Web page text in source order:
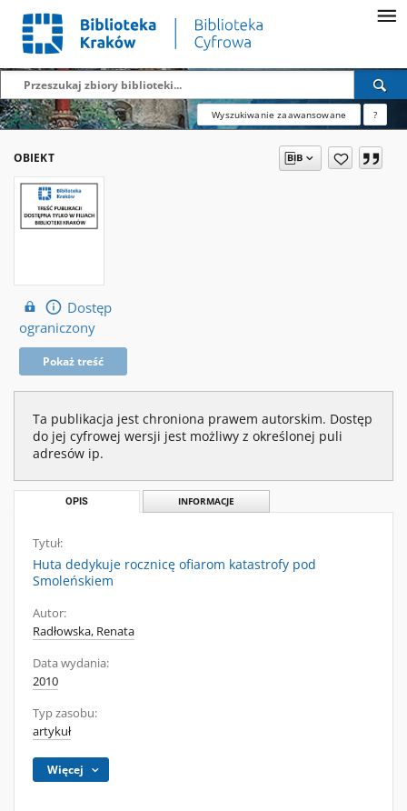
Wyszukiwanie zaawansowane ?
OBIEKT
Dostęp
ograniczony
Pokaż treść
Ta publikacja jest chroniona prawem autorskim. Dostęp
do jej cyfrowej wersji jest możliwy z określonej puli
adresów ip.
OPIS INFORMACJE
Tytuł:
Huta dedykuje rocznicę ofiarom katastrofy pod
Smoleńskiem
Autor:
Radłowska, Renata
Data wydania:
2010
Typ zasobu:
artykuł
Więcej